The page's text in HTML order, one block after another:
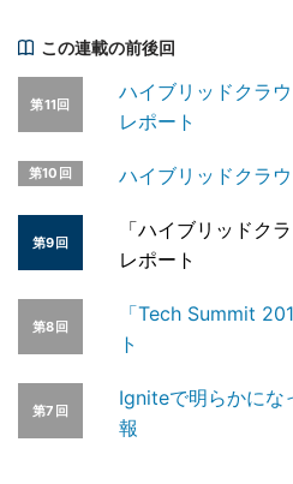
この連載の前後回
第11回
ハイブリッドクラ
レポート
第10回 ハイブリッドクラ
第9回
「ハイブリッドク
レポート
第8回
「Tech Summit
ト
第7回
Igniteで明らかに
報